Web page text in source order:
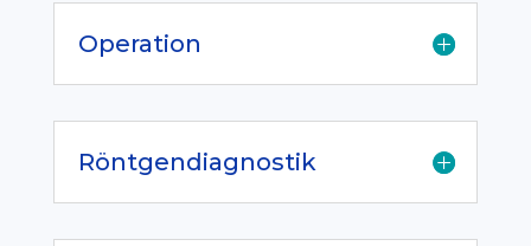
Operation
Röntgendiagnostik